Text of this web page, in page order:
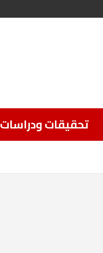
تحقيقات ودراسات